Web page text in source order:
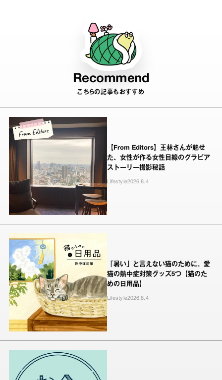
Recommend
こちらの記事もおすすめ
【From Editors】王林さんが魅せ
た、女性が作る女性目線のグラビア
ストーリー撮影秘話
Lifestyle2026.8.4
「暑い」と言えない猫のために。愛
猫の熱中症対策グッズ5つ【猫のた
めの日用品】
Lifestyle2026.8.4